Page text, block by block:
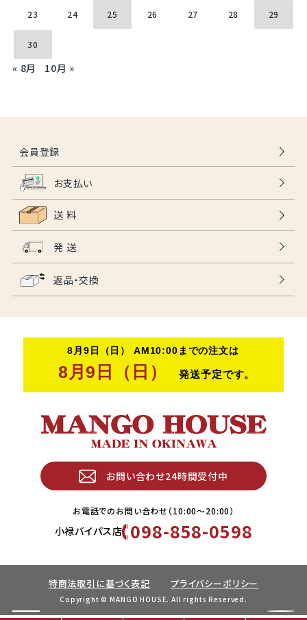
23 24 25 26 27 28 29
30
« 8月 10月 »
会員登録
お支払い
送 料
発 送
返品・交換
お問い合わせ24時間受付中
お電話でのお問い合わせ（10:00〜20:00）
小禄バイパス店 098-858-0598
特商法取引に基づく表記 プライバシーポリシー
Copyright © MANGO HOUSE. All rights Reserved.